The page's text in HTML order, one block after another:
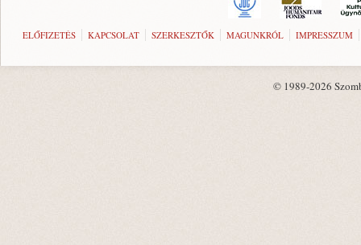
ELŐFIZETÉS KAPCSOLAT SZERKESZTŐK MAGUNKRÓL IMPRESSZUM
© 1989-2026